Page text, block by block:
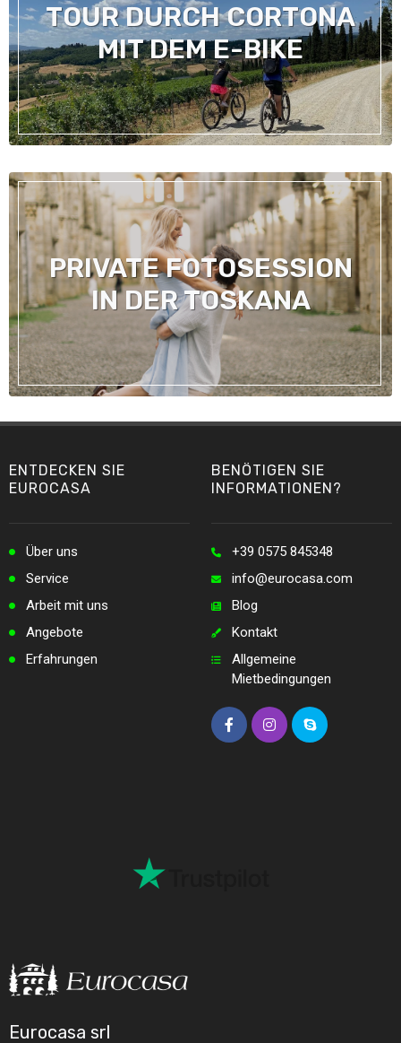
TOUR DURCH CORTONA
MIT DEM E-BIKE
PRIVATE FOTOSESSION
IN DER TOSKANA
Eurocasa srl
ENTDECKEN SIE
EUROCASA
Über uns
Service
Arbeit mit uns
Angebote
Erfahrungen
BENÖTIGEN SIE
INFORMATIONEN?
+39 0575 845348
info@eurocasa.com
Blog
Kontakt
Allgemeine
Mietbedingungen